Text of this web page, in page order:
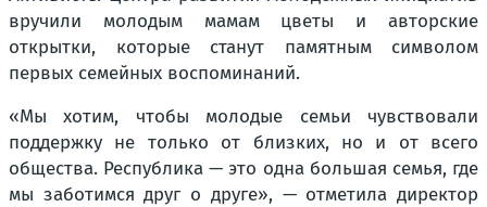
вручили молодым мамам цветы и авторские
открытки, которые станут памятным символом
первых семейных воспоминаний.
«Мы хотим, чтобы молодые семьи чувствовали
поддержку не только от близких, но и от всего
общества. Республика — это одна большая семья, где
мы заботимся друг о друге», — отметила директор